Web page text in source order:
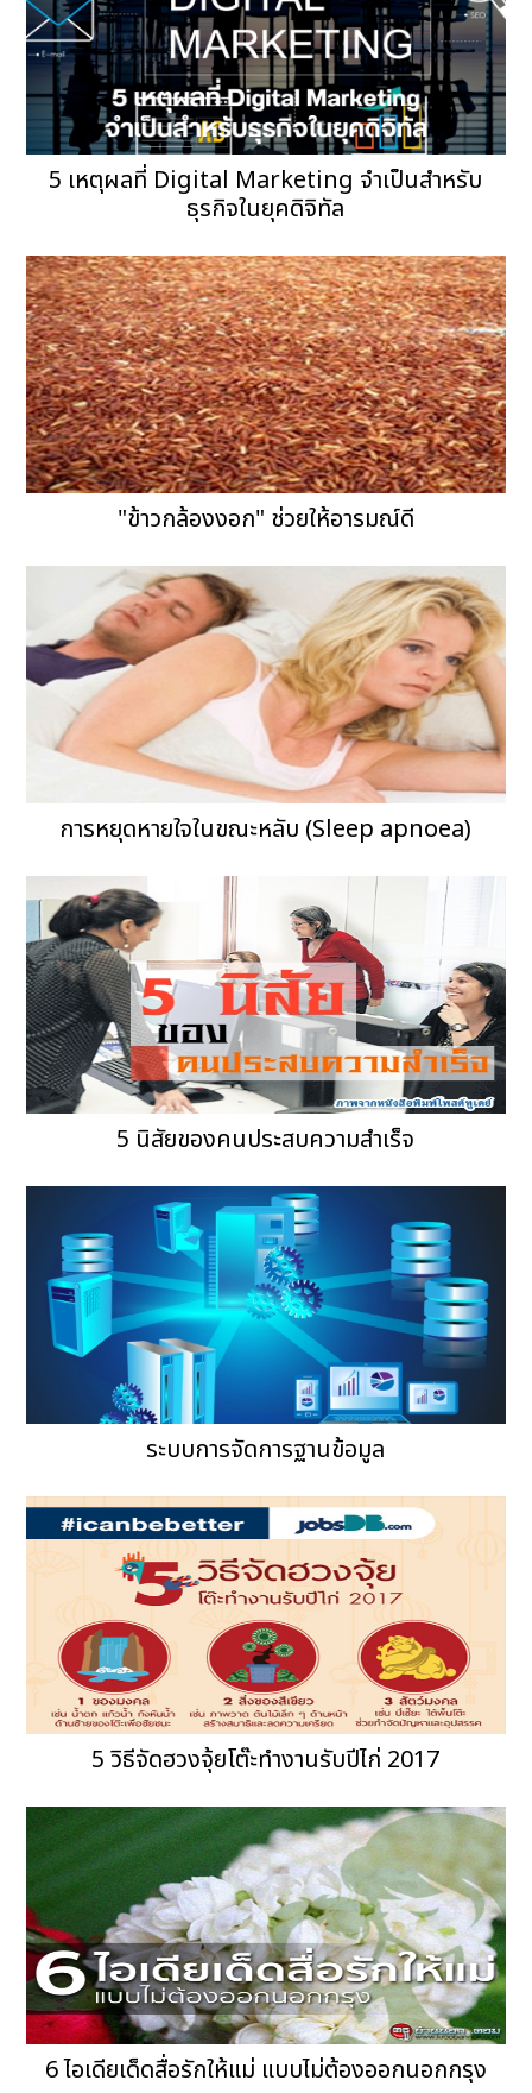
5 เหตุผลที่ Digital Marketing จำเป็นสำหรับ
ธุรกิจในยุคดิจิทัล
"ข้าวกล้องงอก" ช่วยให้อารมณ์ดี
การหยุดหายใจในขณะหลับ (Sleep apnoea)
5 นิสัยของคนประสบความสำเร็จ
ระบบการจัดการฐานข้อมูล
5 วิธีจัดฮวงจุ้ยโต๊ะทำงานรับปีไก่ 2017
6 ไอเดียเด็ดสื่อรักให้แม่ แบบไม่ต้องออกนอกกรุง